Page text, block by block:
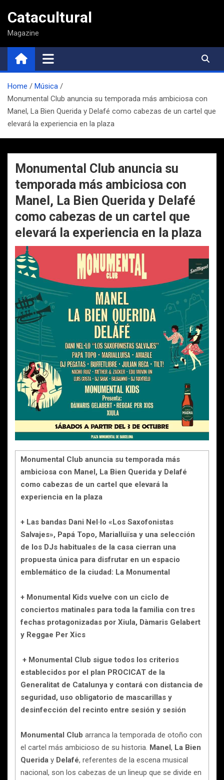
contenido
Catacultural
Magazine
Home
Música
Monumental Club anuncia su temporada más ambiciosa con
Manel, La Bien Querida y Delafé como cabezas de un cartel que
elevará la experiencia en la plaza
Monumental Club anuncia su
temporada más ambiciosa con
Manel, La Bien Querida y Delafé
como cabezas de un cartel que
elevará la experiencia en la plaza
Monumental Club anuncia su temporada más
ambiciosa con Manel, La Bien Querida y Delafé
como cabezas de un cartel que elevará la
experiencia en la plaza
+ Las bandas Dani Nel·lo «Los Saxofonistas
Salvajes», Papá Topo, Marialluïsa y una selección
de los DJs habituales de la casa cierran una
propuesta única para disfrutar en un espacio
emblemático de la ciudad: La Monumental
+ Monumental Kids vuelve con un ciclo de
conciertos matinales para toda la familia con tres
fechas protagonizadas por Xiula, Dàmaris Gelabert
y Reggae Per Xics
+ Monumental Club sigue todos los criterios
establecidos por el plan PROCICAT de la
Generalitat de Catalunya y contará con distancia de
seguridad, uso obligatorio de mascarillas y
desinfección del recinto entre sesión y sesión
Monumental Club arranca la temporada de otoño con
el cartel más ambicioso de su historia. Manel, La Bien
Querida y Delafé, referentes de la escena musical
nacional, son los cabezas de un lineup que se divide en